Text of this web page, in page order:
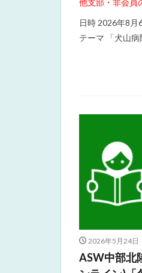
他支部・非会員
日時 2026年8月
テーマ 「犬山
2026年5月24日
ASW中部北